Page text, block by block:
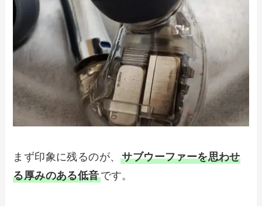
まず印象に残るのが、サブウーファーを思わせ
る厚みのある低音です。